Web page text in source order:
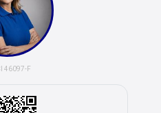
46097-F